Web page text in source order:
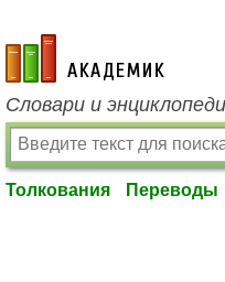
academic.ru
Словари и
Толкования Переводы